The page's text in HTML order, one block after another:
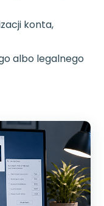
konta,
albo legalnego